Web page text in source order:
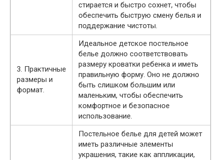
стирается и быстро сохнет, чтобы
обеспечить быструю смену белья и
поддержание чистоты.
3. Практичные
размеры и
формат.
Идеальное детское постельное
белье должно соответствовать
размеру кроватки ребенка и иметь
правильную форму. Оно не должно
быть слишком большим или
маленьким, чтобы обеспечить
комфортное и безопасное
использование.
Постельное белье для детей может
иметь различные элементы
украшения, такие как аппликации,